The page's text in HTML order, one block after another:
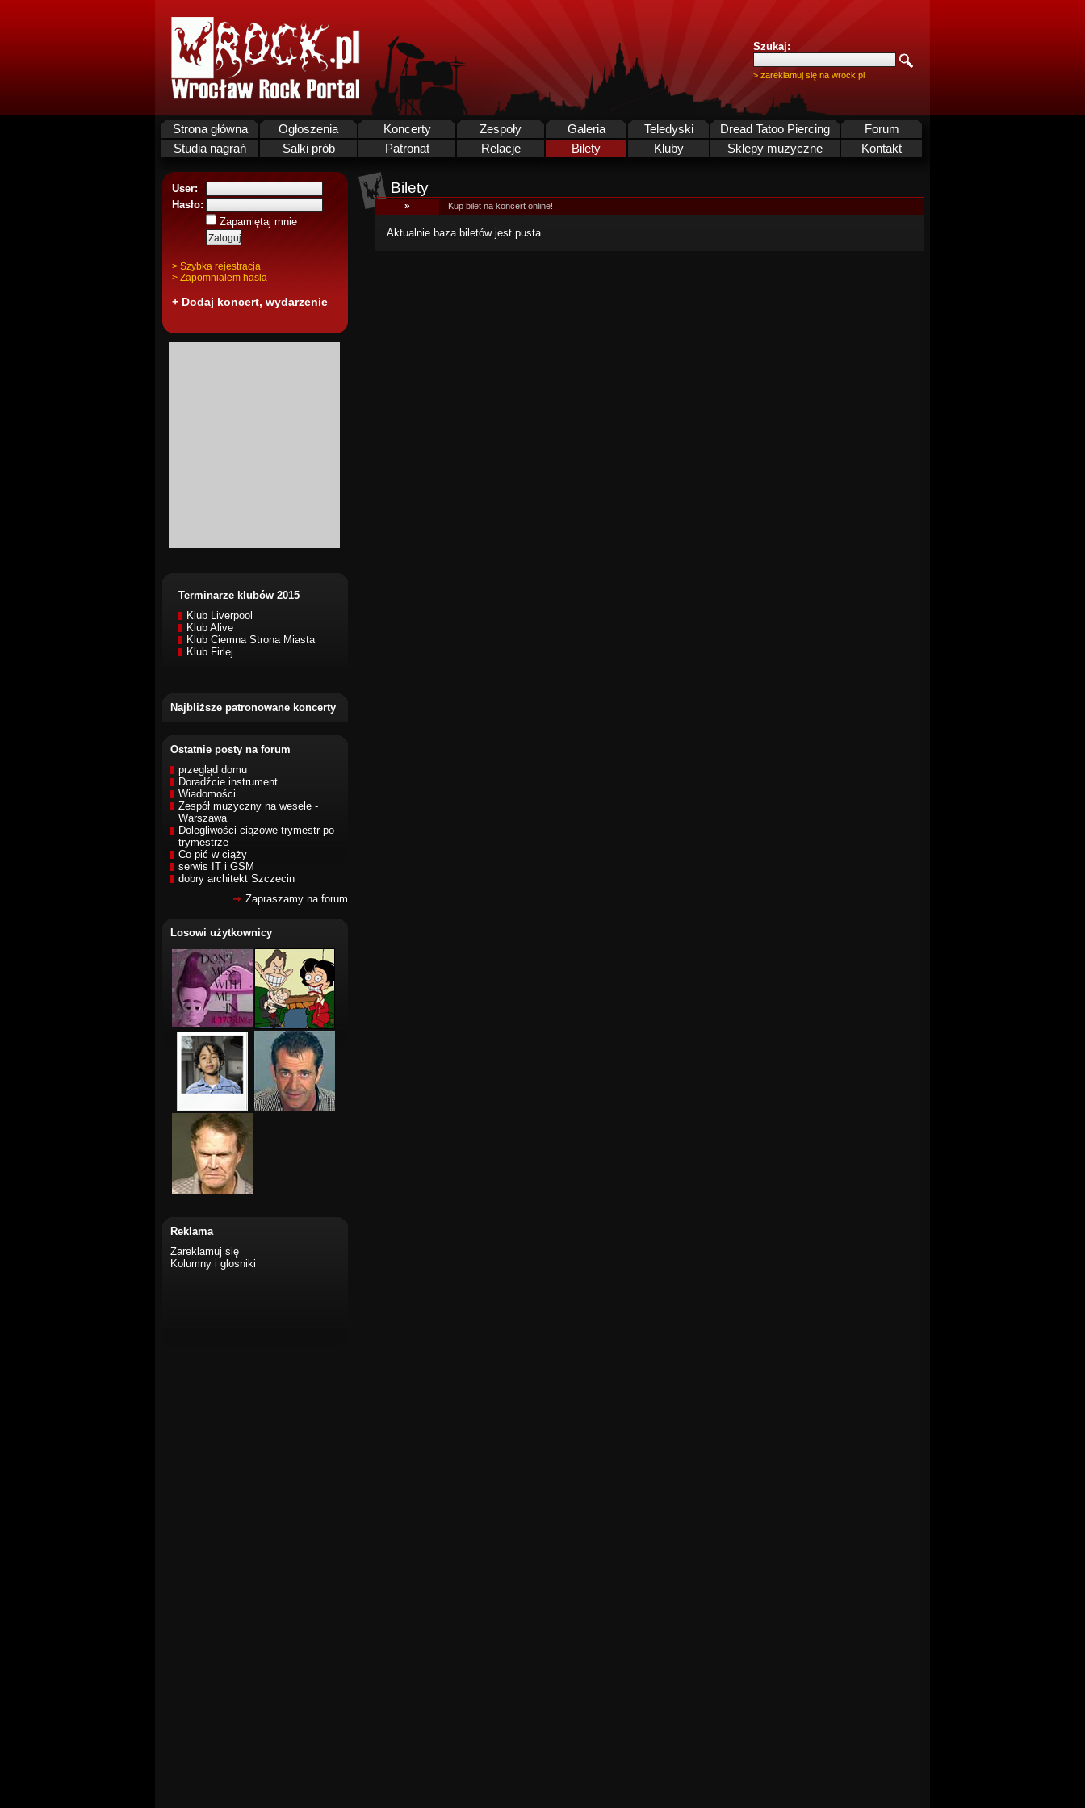
Szukaj:
> zareklamuj się na wrock.pl
Strona główna Ogłoszenia Koncerty Zespoły Galeria Teledyski Dread Tatoo Piercing
Forum
Studia nagrań
Salki prób Patronat Relacje Bilety Kluby Sklepy muzyczne Kontakt
User:
Hasło:
Zapamiętaj mnie
> Szybka rejestracja
> Zapomnialem hasla
+ Dodaj koncert, wydarzenie
Terminarze klubów 2015
Klub Liverpool
Klub Alive
Klub Ciemna Strona Miasta
Klub Firlej
Najbliższe patronowane koncerty
Ostatnie posty na forum
przegląd domu
Doradźcie instrument
Wiadomości
Zespół muzyczny na wesele -
Warszawa
Dolegliwości ciążowe trymestr po
trymestrze
Co pić w ciąży
serwis IT i GSM
dobry architekt Szczecin
Zapraszamy na forum
Losowi użytkownicy
Reklama
Zareklamuj się
Kolumny i glosniki
Bilety
» Kup bilet na koncert online!
Aktualnie baza biletów jest pusta.